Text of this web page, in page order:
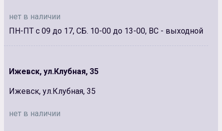
нет в наличии
ПН-ПТ с 09 до 17, СБ. 10-00 до 13-00, ВС - выходной
Ижевск, ул.Клубная, 35
Ижевск, ул.Клубная, 35
нет в наличии